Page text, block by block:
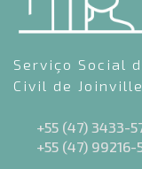
Serviço Social
Civil de Joinville
+55 (47) 3433-
+55 (47) 99216-